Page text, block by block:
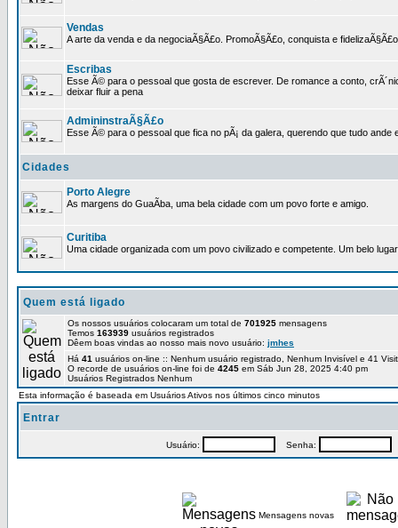
Vendas
A arte da venda e da negociaÃ§Ã£o. PromoÃ§Ã£o, conquista e
Escribas
Esse Ã© para o pessoal que gosta de escrever. De romance a conto,
deixar fluir a pena
AdmininstraÃ§Ã£o
Esse Ã© para o pessoal que fica no pÃ¡ da galera, querendo que tudo ande
Cidades
Porto Alegre
As margens do GuaÃ­ba, uma bela cidade com um povo forte e amigo.
Curitiba
Uma cidade organizada com um povo civilizado e competente. Um belo
Quem está ligado
Os nossos usuários colocaram um total de 701925 mensagens
Temos 163939 usuários registrados
Dêem boas vindas ao nosso mais novo usuário: jmhes
Há 41 usuários on-line :: Nenhum usuário registrado, Nenhum Invisível e 41
O recorde de usuários on-line foi de 4245 em Sáb Jun 28, 2025 4:40 pm
Usuários Registrados Nenhum
Esta informação é baseada em Usuários Ativos nos últimos cinco minutos
Entrar
Usuário: Senha:
Mensagens novas